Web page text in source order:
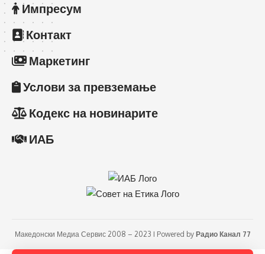
Импресум
Контакт
Маркетинг
Услови за превземање
Кодекс на новинарите
ИАБ
Македонски Медиа Сервис 2008 – 2023 I Powered by Радио Канал 77